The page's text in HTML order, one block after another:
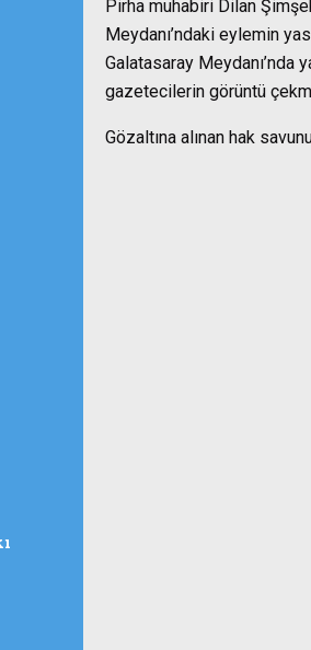
Pirha muhabiri Dilan
Meydanı’ndaki eylemin
Galatasaray Meydanı’nda
gazetecilerin görüntü
Gözaltına alınan hak